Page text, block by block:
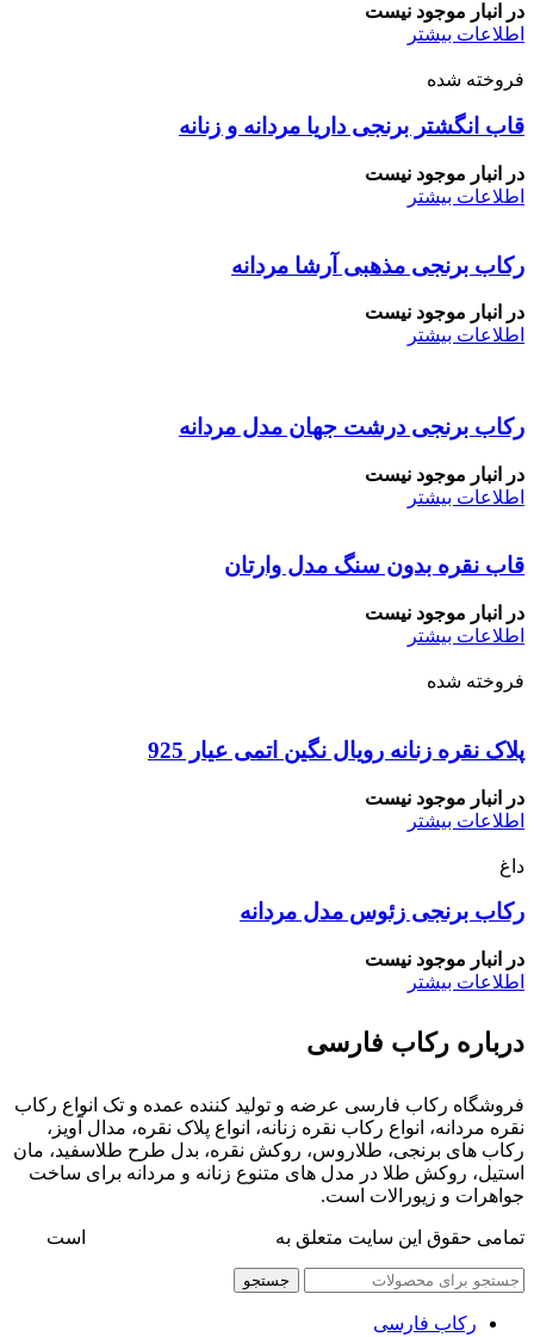
در انبار موجود نیست
اطلاعات بیشتر
فروخته شده
قاب انگشتر برنجی داریا مردانه و زنانه
در انبار موجود نیست
اطلاعات بیشتر
رکاب برنجی مذهبی آرشا مردانه
در انبار موجود نیست
اطلاعات بیشتر
رکاب برنجی درشت جهان مدل مردانه
در انبار موجود نیست
اطلاعات بیشتر
قاب نقره بدون سنگ مدل وارتان
در انبار موجود نیست
اطلاعات بیشتر
فروخته شده
پلاک نقره زنانه رویال نگین اتمی عیار 925
در انبار موجود نیست
اطلاعات بیشتر
داغ
رکاب برنجی زئوس مدل مردانه
در انبار موجود نیست
اطلاعات بیشتر
درباره رکاب فارسی
فروشگاه رکاب فارسی عرضه و تولید کننده عمده و تک انواع رکاب
نقره مردانه، انواع رکاب نقره زنانه، انواع پلاک نقره، مدال آویز،
رکاب های برنجی، طلاروس، روکش نقره، بدل طرح طلاسفید، مان
استیل، روکش طلا در مدل های متنوع زنانه و مردانه برای ساخت
جواهرات و زیورالات است.
تمامی حقوق این سایت متعلق به است
جستجو
رکاب فارسی